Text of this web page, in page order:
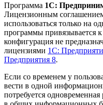
Программа 1С:
Лицензионным
использоваться только на
программы привязывается
конфигурация не
лицензиями 1С:
Предприятия 8.
Если со временем у
вести в одной
потребуется одновременная